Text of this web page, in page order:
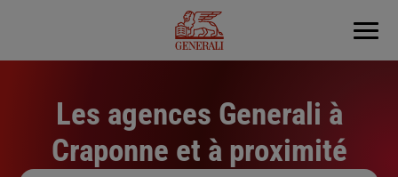
Menu
Les agences Generali à
Craponne et à proximité